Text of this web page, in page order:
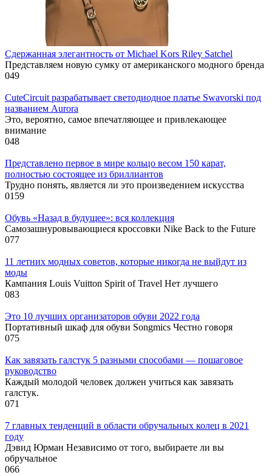
Сдержанная элегантность от Michael Kors Riley Satchel
Представляем новую сумку от американского модного бренда
049
CuteCircuit разрабатывает светодиодное платье Swavorski под
названием Aurora
Это, вероятно, самое впечатляющее и привлекающее
внимание
048
Представлено первое в мире кольцо весом 150 карат,
полностью состоящее из бриллиантов
Трудно понять, является ли это произведением искусства
0159
Обувь «Назад в будущее»: вся коллекция
Самозашнуровывающиеся кроссовки Nike Back to the Future
077
11 летних модных советов, которые никогда не выйдут из
моды
Кампания Louis Vuitton Spirit of Travel Нет лучшего
083
Это 10 лучших организаторов обуви 2022 года
Портативный шкаф для обуви Songmics Честно говоря
075
Как завязать галстук 5 разными способами — пошаговое
руководство
Каждый молодой человек должен учиться как завязать
галстук.
071
7 главных тенденций в области обручальных колец в 2021
году
Дэвид Юрман Независимо от того, выбираете ли вы
обручальное
066